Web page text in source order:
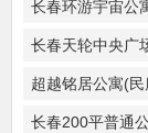
长春环游宇宙公
长春天轮中央广
超越铭居公寓(
长春200平普通